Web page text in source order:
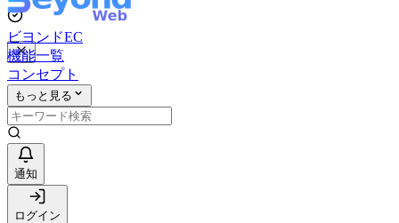
ビヨンドEC
機能一覧
コンセプト
もっと見る
通知
ログイン